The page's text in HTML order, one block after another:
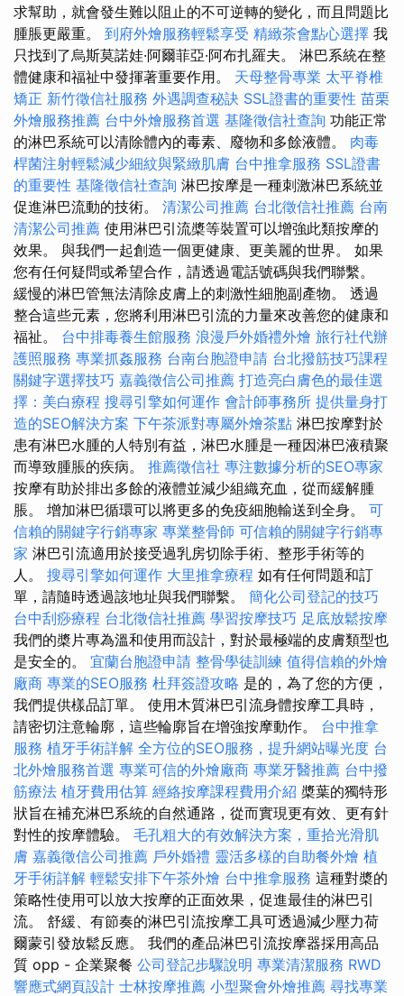
求幫助，就會發生難以阻止的不可逆轉的變化，而且問題比
腫脹更嚴重。 到府外燴服務輕鬆享受 精緻茶會點心選擇 我
只找到了烏斯莫諾娃·阿爾菲亞·阿布扎羅夫。 淋巴系統在整
體健康和福祉中發揮著重要作用。 天母整骨專業 太平脊椎
矯正 新竹徵信社服務 外遇調查秘訣 SSL證書的重要性 苗栗
外燴服務推薦 台中外燴服務首選 基隆徵信社查詢 功能正常
的淋巴系統可以清除體內的毒素、廢物和多餘液體。 肉毒
桿菌注射輕鬆減少細紋與緊緻肌膚 台中推拿服務 SSL證書
的重要性 基隆徵信社查詢 淋巴按摩是一種刺激淋巴系統並
促進淋巴流動的技術。 清潔公司推薦 台北徵信社推薦 台南
清潔公司推薦 使用淋巴引流槳等裝置可以增強此類按摩的
效果。 與我們一起創造一個更健康、更美麗的世界。 如果
您有任何疑問或希望合作，請透過電話號碼與我們聯繫。
緩慢的淋巴管無法清除皮膚上的刺激性細胞副產物。 透過
整合這些元素，您將利用淋巴引流的力量來改善您的健康和
福祉。 台中排毒養生館服務 浪漫戶外婚禮外燴 旅行社代辦
護照服務 專業抓姦服務 台南台胞證申請 台北撥筋技巧課程
關鍵字選擇技巧 嘉義徵信公司推薦 打造亮白膚色的最佳選
擇：美白療程 搜尋引擎如何運作 會計師事務所 提供量身打
造的SEO解決方案 下午茶派對專屬外燴茶點 淋巴按摩對於
患有淋巴水腫的人特別有益，淋巴水腫是一種因淋巴液積聚
而導致腫脹的疾病。 推薦徵信社 專注數據分析的SEO專家
按摩有助於排出多餘的液體並減少組織充血，從而緩解腫
脹。 增加淋巴循環可以將更多的免疫細胞輸送到全身。 可
信賴的關鍵字行銷專家 專業整骨師 可信賴的關鍵字行銷專
家 淋巴引流適用於接受過乳房切除手術、整形手術等的
人。 搜尋引擎如何運作 大里推拿療程 如有任何問題和訂
單，請隨時透過該地址與我們聯繫。 簡化公司登記的技巧
台中刮痧療程 台北徵信社推薦 學習按摩技巧 足底放鬆按摩
我們的槳片專為溫和使用而設計，對於最極端的皮膚類型也
是安全的。 宜蘭台胞證申請 整骨學徒訓練 值得信賴的外燴
廠商 專業的SEO服務 杜拜簽證攻略 是的，為了您的方便，
我們提供樣品訂單。 使用木質淋巴引流身體按摩工具時，
請密切注意輪廓，這些輪廓旨在增強按摩動作。 台中推拿
服務 植牙手術詳解 全方位的SEO服務，提升網站曝光度 台
北外燴服務首選 專業可信的外燴廠商 專業牙醫推薦 台中撥
筋療法 植牙費用估算 經絡按摩課程費用介紹 槳葉的獨特形
狀旨在補充淋巴系統的自然通路，從而實現更有效、更有針
對性的按摩體驗。 毛孔粗大的有效解決方案，重拾光滑肌
膚 嘉義徵信公司推薦 戶外婚禮 靈活多樣的自助餐外燴 植
牙手術詳解 輕鬆安排下午茶外燴 台中推拿服務 這種對槳的
策略性使用可以放大按摩的正面效果，促進最佳的淋巴引
流。 舒緩、有節奏的淋巴引流按摩工具可透過減少壓力荷
爾蒙引發放鬆反應。 我們的產品淋巴引流按摩器採用高品
質 opp - 企業聚餐 公司登記步驟說明 專業清潔服務 RWD
響應式網頁設計 士林按摩推薦 小型聚會外燴推薦 尋找專業